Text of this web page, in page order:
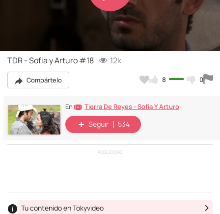
Play
Video
TDR - Sofia y Arturo #18 12k
Compártelo 8 0
En Tierra De Reyes - Sofia Y Arturo
Seguir 534
PUBLICIDAD
Tu contenido en Tokyvideo